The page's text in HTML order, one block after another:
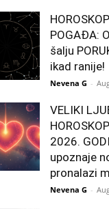
POGAĐA:
šalju
ikad ranije!
Nevena G -
VELIKI
2026.
upoznaje
pronalazi
Nevena G -